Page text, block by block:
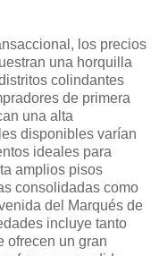
los precios
una horquilla
colindantes
de primera
una alta
disponibles varían
ideales para
amplios pisos
consolidadas como
del Marqués de
incluye tanto
ofrecen un gran